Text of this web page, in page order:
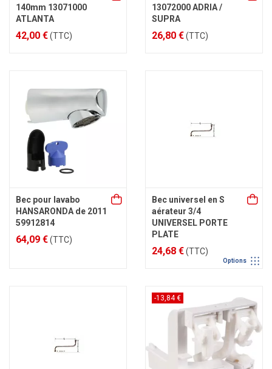
140mm 13071000
ATLANTA
42,00 €(TTC)
13072000 ADRIA /
SUPRA
26,80 €(TTC)
Bec pour lavabo
HANSARONDA de 2011
59912814
64,09 €(TTC)
Bec universel en S
aérateur 3/4
UNIVERSEL PORTE
PLATE
24,68 €(TTC)
Options
-13,84 €